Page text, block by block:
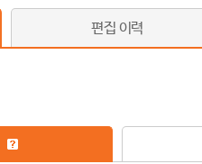
편집 이력